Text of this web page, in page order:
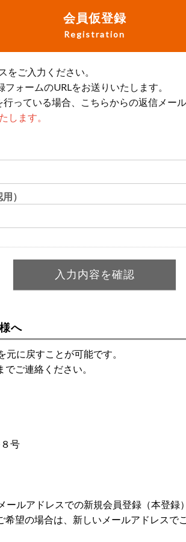
会員仮登録
Registration
をご入力ください。
ォームのURLをお送りいたします。
っている場合、こちらからの返信メー
します。
）
へ
に戻すことが可能です。
ご連絡ください。
号
ルアドレスでの新規会員登録（本登録
望の場合は、新しいメールアドレスで